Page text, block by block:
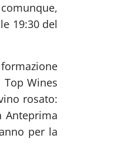
19:30 del
Top Wines
rosato:
Anteprima
per la